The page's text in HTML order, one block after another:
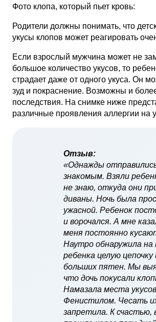
Фото клопа, который пьет кровь:
Родители должны понимать, что
укусы клопов может реагировать
Если взрослый мужчина может не
большое количество укусов, то
страдает даже от одного укуса. Он
зуд и покраснение. Возможны и
последствия. На снимке ниже
различные проявления аллергии на
Отзыв:
«Однажды
знакомым. Взяли
не знаю, откуда они
диваны. Ночь была
ужасной. Ребенок
и ворочался. А мне
меня постоянно
Наутро обнаружила на
ребенка целую цепочку
больших пятен. Мы
что дочь покусали
Намазала места укусов
Фенистилом. Чесать
запретила. К счастью,